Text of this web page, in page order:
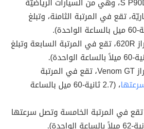
تقع في المرتبة الثامنة، وتبلغ
نوع كاتر هام، طراز 620R، تقع في المرتبة السابعة وتبلغ
نوع هينيسي، طراز Venom GT، تقع في المرتبة
، (2.7 ثانية-60 ميل بالساعة
في المرتبة الخامسة وتصل سرعتها